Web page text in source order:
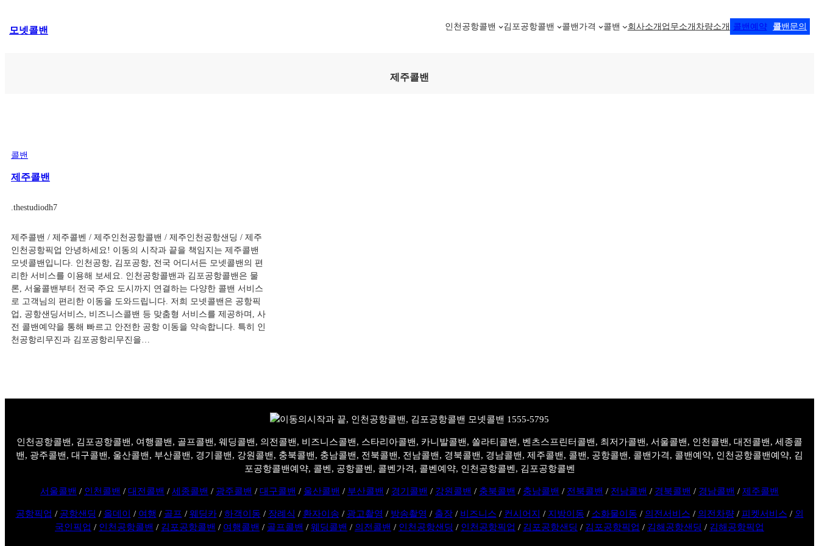
텐
모넷콜밴 인천공항콜밴 김포공항콜밴 콜밴가격 콜밴 회사소개 업무소개 차량소개 콜밴예약 콜밴문의
제주콜밴
콜밴
제주콜밴
thestudiodh7
제주콜밴 / 제주콜벤 / 제주인천공항콜밴 / 제주인천공항샌딩 / 제주
인천공항픽업 안녕하세요! 이동의 시작과 끝을 책임지는 제주콜밴
모넷콜밴입니다. 인천공항, 김포공항, 전국 어디서든 모넷콜밴의 편
리한 서비스를 이용해 보세요. 인천공항콜밴과 김포공항콜밴은 물
론, 서울콜밴부터 전국 주요 도시까지 연결하는 다양한 콜밴 서비스
로 고객님의 편리한 이동을 도와드립니다. 저희 모넷콜밴은 공항픽
업, 공항샌딩서비스, 비즈니스콜밴 등 맞춤형 서비스를 제공하며, 사
전 콜밴예약을 통해 빠르고 안전한 공항 이동을 약속합니다. 특히 인
천공항리무진과 김포공항리무진을…
인천공항콜밴, 김포공항콜밴, 여행콜밴, 골프콜밴, 웨딩콜밴, 의전콜밴, 비즈니스콜밴, 스타리아콜밴, 카니발콜밴, 쏠라티콜밴, 벤츠스프린터콜밴, 최저가콜밴, 서울콜밴, 인천콜밴, 대전콜밴, 세종콜
밴, 광주콜밴, 대구콜밴, 울산콜밴, 부산콜밴, 경기콜밴, 강원콜밴, 충북콜밴, 충남콜밴, 전북콜밴, 전남콜밴, 경북콜밴, 경남콜밴, 제주콜밴, 콜밴, 공항콜밴, 콜밴가격, 콜밴예약, 인천공항콜밴예약, 김
포공항콜밴예약, 콜벤, 공항콜벤, 콜벤가격, 콜벤예약, 인천공항콜벤, 김포공항콜벤
서울콜밴 / 인천콜밴 / 대전콜밴 / 세종콜밴 / 광주콜밴 / 대구콜밴 / 울산콜밴 / 부산콜밴 / 경기콜밴 / 강원콜밴 / 충북콜밴 / 충남콜밴 / 전북콜밴 / 전남콜밴 / 경북콜밴 / 경남콜밴 / 제주콜밴
공항픽업 / 공항샌딩 / 올데이 / 여행 / 골프 / 웨딩카/ 하객이동 / 장례식 / 환자이송 / 광고촬영 / 방송촬영 / 출장/ 비즈니스 / 컨시어지 / 지방이동 / 소화물이동 / 의전서비스 / 의전차량/ 피켓서비스 / 외
국인픽업 / 인천공항콜밴 / 김포공항콜밴 / 여행콜밴 / 골프콜밴 / 웨딩콜밴 / 의전콜밴 / 인천공항샌딩 / 인천공항픽업 / 김포공항샌딩 / 김포공항픽업 / 김해공항샌딩 / 김해공항픽업